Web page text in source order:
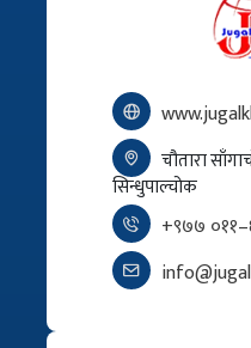
चौतारा
सिन्धुपाल्चोक
+९७७